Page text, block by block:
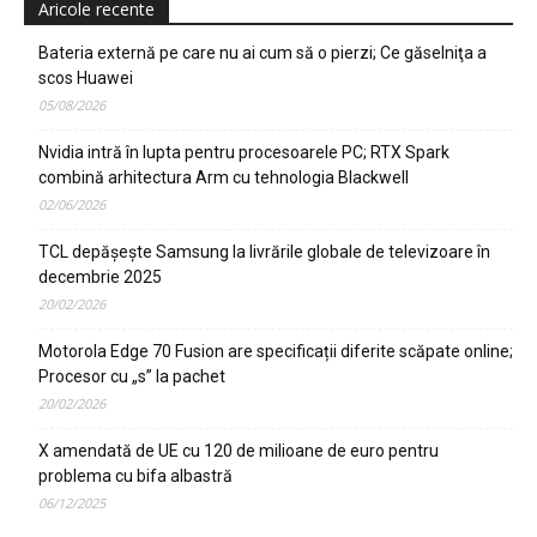
Aricole recente
Bateria externă pe care nu ai cum să o pierzi; Ce găselniţa a
scos Huawei
05/08/2026
Nvidia intră în lupta pentru procesoarele PC; RTX Spark
combină arhitectura Arm cu tehnologia Blackwell
02/06/2026
TCL depășește Samsung la livrările globale de televizoare în
decembrie 2025
20/02/2026
Motorola Edge 70 Fusion are specificații diferite scăpate online;
Procesor cu „s” la pachet
20/02/2026
X amendată de UE cu 120 de milioane de euro pentru
problema cu bifa albastră
06/12/2025